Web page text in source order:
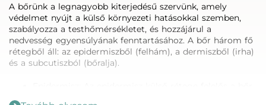
A bőrünk a legnagyobb kiterjedésű szervünk, amely
védelmet nyújt a külső környezeti hatásokkal szemben,
szabályozza a testhőmérsékletet, és hozzájárul a
nedvesség egyensúlyának fenntartásához. A bőr három fő
rétegből áll: az epidermiszből (felhám), a dermiszből (irha)
és a subcutiszból (bőralja).